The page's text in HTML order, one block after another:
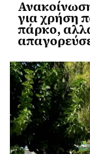
για χρήση
πάρκο,